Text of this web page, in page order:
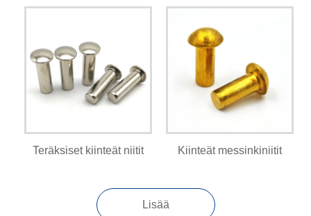
Teräksiset kiinteät niitit Kiinteät messinkiniitit
Lisää